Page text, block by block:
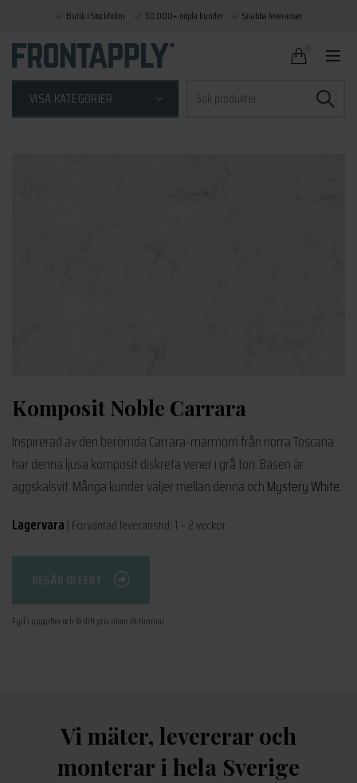
VISA KATEGORIER
efter:
Komposit Noble Carrara
Inspirerad av den berömda Carrara-marmorn från norra Toscana
har denna ljusa komposit diskreta vener i grå ton. Basen är
äggskalsvit. Många kunder väljer mellan denna ochMystery White.
Lagervara | Förväntad leveranstid: 1 – 2 veckor
BEGÄR OFFERT
Fyll i uppgifter och få ditt pris inom 24 timmar
Vi mäter, levererar och
monterar i hela Sverige
Butik i Stockholm 30.000+ nöjda kunder Snabba leveranser